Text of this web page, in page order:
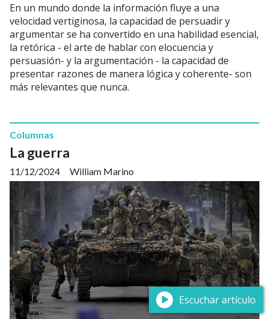
En un mundo donde la información fluye a una
velocidad vertiginosa, la capacidad de persuadir y
argumentar se ha convertido en una habilidad esencial,
la retórica - el arte de hablar con elocuencia y
persuasión- y la argumentación - la capacidad de
presentar razones de manera lógica y coherente- son
más relevantes que nunca.
La guerra
William Marino
Columnas
11/12/2024
Escuchar artículo